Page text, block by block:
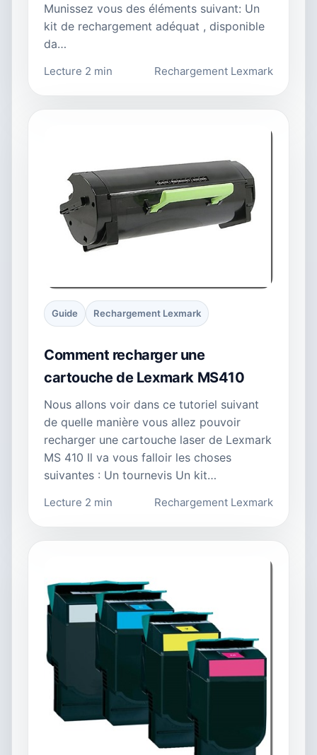
Munissez vous des éléments suivant: Un
kit de rechargement adéquat , disponible
da…
Lecture 2 min Rechargement Lexmark
Guide Rechargement Lexmark
Comment recharger une
cartouche de Lexmark MS410
Nous allons voir dans ce tutoriel suivant
de quelle manière vous allez pouvoir
recharger une cartouche laser de Lexmark
MS 410 Il va vous falloir les choses
suivantes : Un tournevis Un kit…
Lecture 2 min Rechargement Lexmark